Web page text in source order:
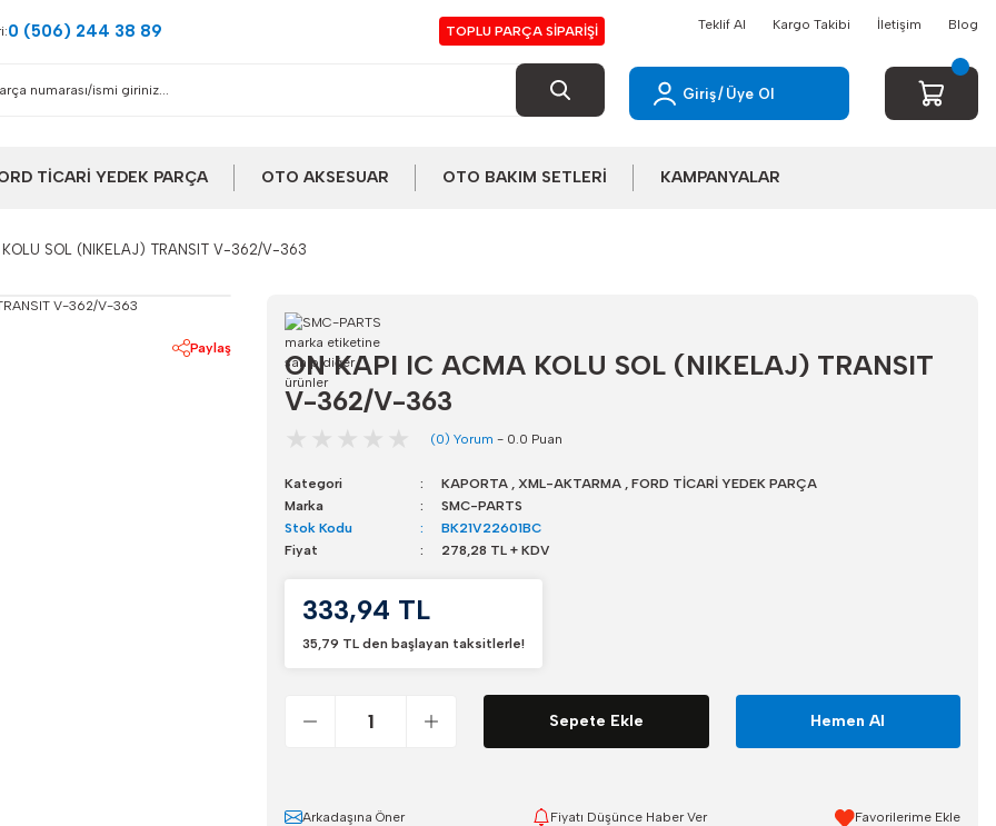
0 (506) 244 38 89 TOPLU PARÇA SİPARİŞİ Teklif Al Kargo Takibi İletişim Blog
Giriş/ Üye Ol
TİCARİ YEDEK PARÇA OTO AKSESUAR OTO BAKIM SETLERİ KAMPANYALAR
KOLU SOL (NIKELAJ) TRANSIT V-362/V-363
Paylaş
ON KAPI IC ACMA KOLU SOL (NIKELAJ) TRANSIT
V-362/V-363
(0) Yorum - 0.0 Puan
Kategori KAPORTA , XML-AKTARMA , FORD TİCARİ YEDEK PARÇA
Marka
SMC-PARTS
Stok Kodu
BK21V22601BC
Fiyat
278,28 TL + KDV
333,94 TL
35,79 TL den başlayan taksitlerle!
Sepete Ekle Hemen Al
Arkadaşına Öner Fiyatı Düşünce Haber Ver